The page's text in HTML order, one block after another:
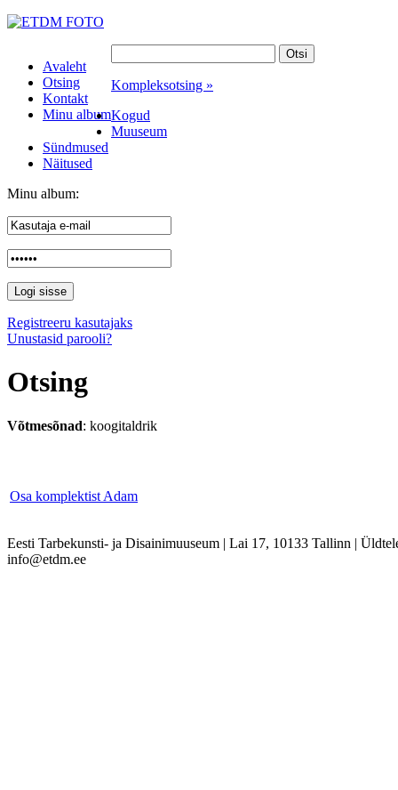
Avaleht
Otsing
Kontakt
Minu album
Kompleksotsing »
Kogud
Muuseum
Sündmused
Näitused
Minu album:
Registreeru kasutajaks
Unustasid parooli?
Otsing
Võtmesõnad: koogitaldrik
Osa komplektist Adam
Eesti Tarbekunsti- ja Disainimuuseum | Lai 17, 10133 Tallinn |
info@etdm.ee